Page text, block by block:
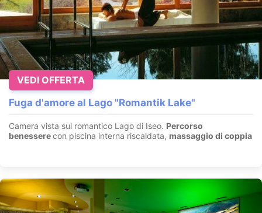
Fuga d'amore al Lago "Romantik Lake"
Camera vista sul romantico Lago di Iseo. Percorso
benesserecon piscina interna riscaldata, massaggio di coppia
VEDI OFFERTA